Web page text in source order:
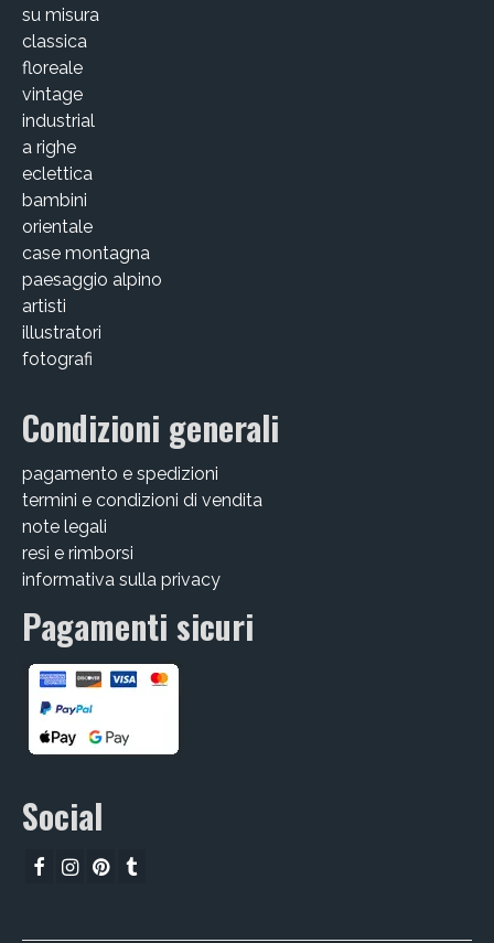
Illustratori
Susanna Galfrè
Valentina Caldarella
Fotografi
PORTFOLIO
CHI SIAMO
CONTATTI
GUIDA ALL’ACQUISTO
su misura
classica
floreale
vintage
industrial
a righe
eclettica
bambini
orientale
case montagna
paesaggio alpino
artisti
illustratori
fotografi
Condizioni generali
pagamento e spedizioni
termini e condizioni di vendita
note legali
resi e rimborsi
informativa sulla privacy
Pagamenti sicuri
Social